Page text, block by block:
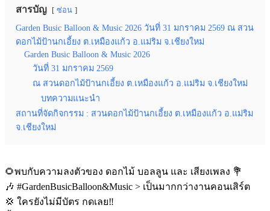
สารบัญ ซ่อน
Garden Busic Balloon & Music 2026 วันที่ 31 มกราคม 2569 ณ สวน
ดอกไม้ป้านกเอี้ยง ต.เหมืองแก้ว อ.แม่ริม จ.เชียงใหม่
Garden Busic Balloon & Music 2026
วันที่ 31 มกราคม 2569
ณ สวนดอกไม้ป้านกเอี้ยง ต.เหมืองแก้ว อ.แม่ริม จ.เชียงใหม่
บทความแนะนำ
สถานที่จัดกิจกรรม : สวนดอกไม้ป้านกเอี้ยง ต.เหมืองแก้ว อ.แม่ริม
จ.เชียงใหม่
🌻พบกับความลงตัวของ ดอกไม้ บอลลูน และ เสียงเพลง 💐
🎶 #GardenBusicBalloon&Music > เป็นมากกว่างานคอนเสิร์ต
💢 ใครยังไม่มีบัตร กดเลย‼️